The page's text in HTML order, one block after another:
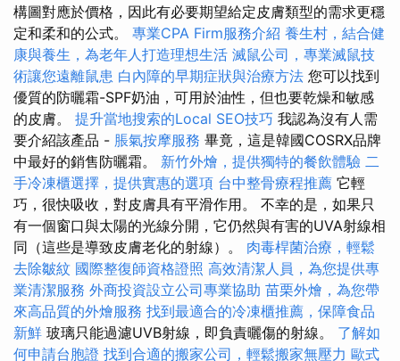
構圖對應於價格，因此有必要期望給定皮膚類型的需求更穩
定和柔和的公式。 專業CPA Firm服務介紹 養生村，結合健
康與養生，為老年人打造理想生活 滅鼠公司，專業滅鼠技
術讓您遠離鼠患 白內障的早期症狀與治療方法 您可以找到
優質的防曬霜-SPF奶油，可用於油性，但也要乾燥和敏感
的皮膚。 提升當地搜索的Local SEO技巧 我認為沒有人需
要介紹該產品 - 脹氣按摩服務 畢竟，這是韓國COSRX品牌
中最好的銷售防曬霜。 新竹外燴，提供獨特的餐飲體驗 二
手冷凍櫃選擇，提供實惠的選項 台中整骨療程推薦 它輕
巧，很快吸收，對皮膚具有平滑作用。 不幸的是，如果只
有一個窗口與太陽的光線分開，它仍然與有害的UVA射線相
同（這些是導致皮膚老化的射線）。 肉毒桿菌治療，輕鬆
去除皺紋 國際整復師資格證照 高效清潔人員，為您提供專
業清潔服務 外商投資設立公司專業協助 苗栗外燴，為您帶
來高品質的外燴服務 找到最適合的冷凍櫃推薦，保障食品
新鮮 玻璃只能過濾UVB射線，即負責曬傷的射線。 了解如
何申請台胞證 找到合適的搬家公司，輕鬆搬家無壓力 歐式